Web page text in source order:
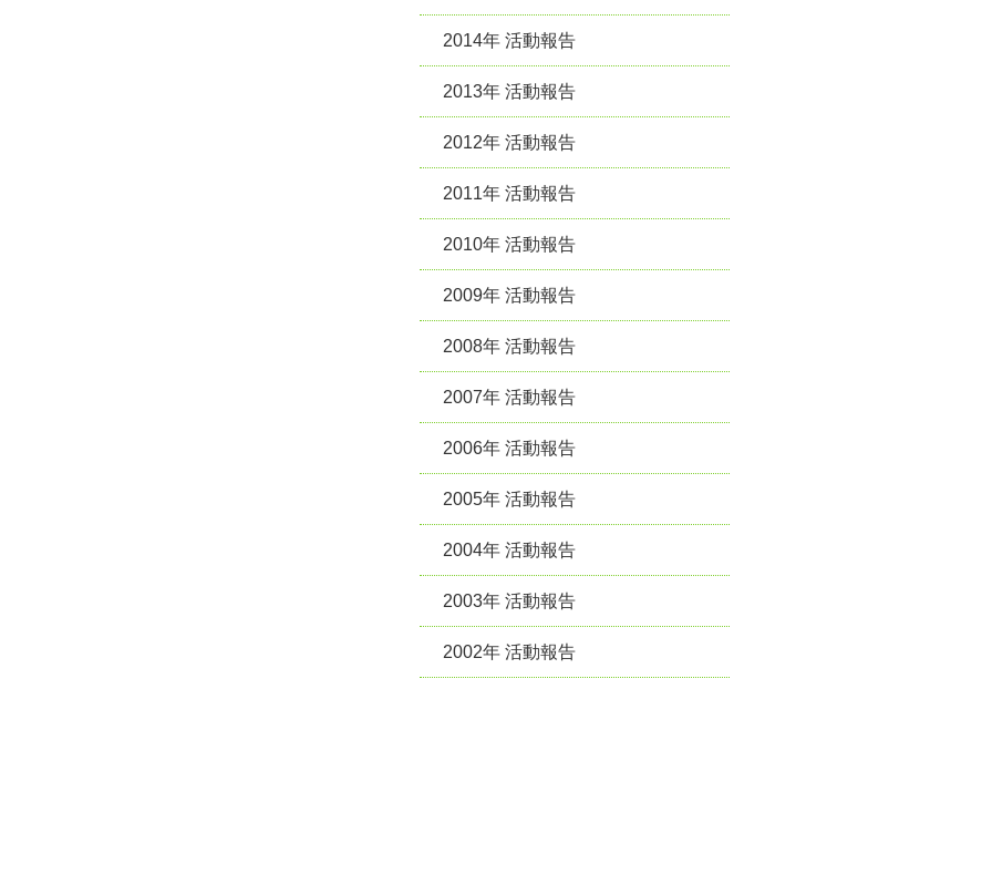
2014年 活動報告
2013年 活動報告
2012年 活動報告
2011年 活動報告
2010年 活動報告
2009年 活動報告
2008年 活動報告
2007年 活動報告
2006年 活動報告
2005年 活動報告
2004年 活動報告
2003年 活動報告
2002年 活動報告